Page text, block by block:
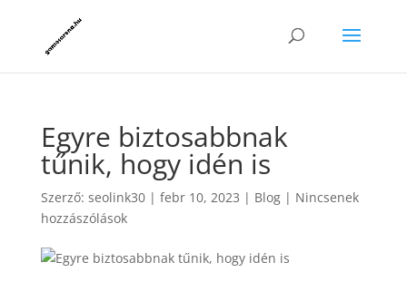
Egyre biztosabbnak
tűnik, hogy idén is
Szerző: seolink30| febr 10, 2023 | Blog| Nincsenek
hozzászólások